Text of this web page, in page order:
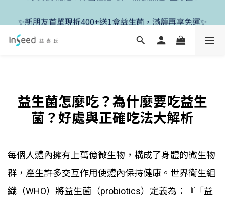
✨新朋友首單現折400+送1盒益生菌，滿額再享免運✨
益生菌怎麼吃？為什麼要吃益生
菌？好處與正確吃法大解析
每個人體內擁有上萬億微生物，構成了身體的微生物
群，產生許多交互作用使體內保持健康。世界衛生組
織（WHO）將益生菌（probiotics）定義為：『「益